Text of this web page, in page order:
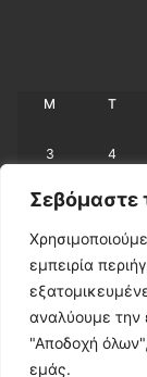
Σεβόμαστε
εμπειρία
αναλύουμε την
"Αποδοχή
εμάς.
M T
3
4
17
18